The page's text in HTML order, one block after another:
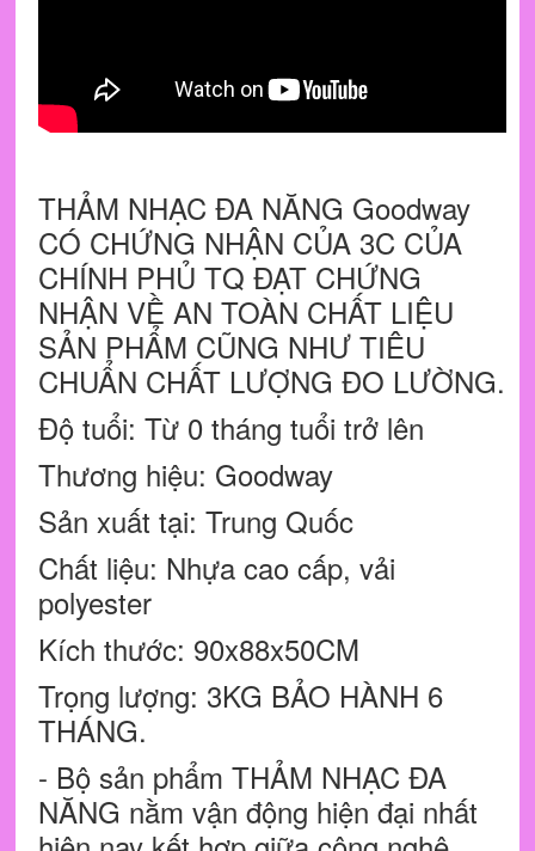
THẢM NHẠC ĐA NĂNG Goodway
CÓ CHỨNG NHẬN CỦA 3C CỦA
CHÍNH PHỦ TQ ĐẠT CHỨNG
NHẬN VỀ AN TOÀN CHẤT LIỆU
SẢN PHẨM CŨNG NHƯ TIÊU
CHUẨN CHẤT LƯỢNG ĐO LƯỜNG.
Độ tuổi: Từ 0 tháng tuổi trở lên
Thương hiệu: Goodway
Sản xuất tại: Trung Quốc
Chất liệu: Nhựa cao cấp, vải
polyester
Kích thước: 90x88x50CM
Trọng lượng: 3KG BẢO HÀNH 6
THÁNG.
- Bộ sản phẩm THẢM NHẠC ĐA
NĂNG nằm vận động hiện đại nhất